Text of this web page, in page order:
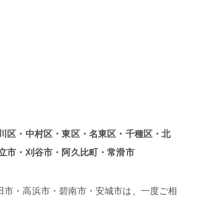
区・中村区・東区・名東区・千種区・北
市・刈谷市・阿久比町・常滑市
・高浜市・碧南市・安城市は、一度ご相